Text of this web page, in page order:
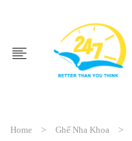
Home Ghế Nha Khoa